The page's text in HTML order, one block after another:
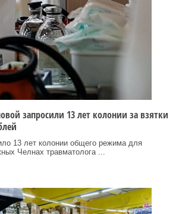
запросили 13 лет колонии за взятки
13 лет колонии общего режима для
Челнах травматолога ...